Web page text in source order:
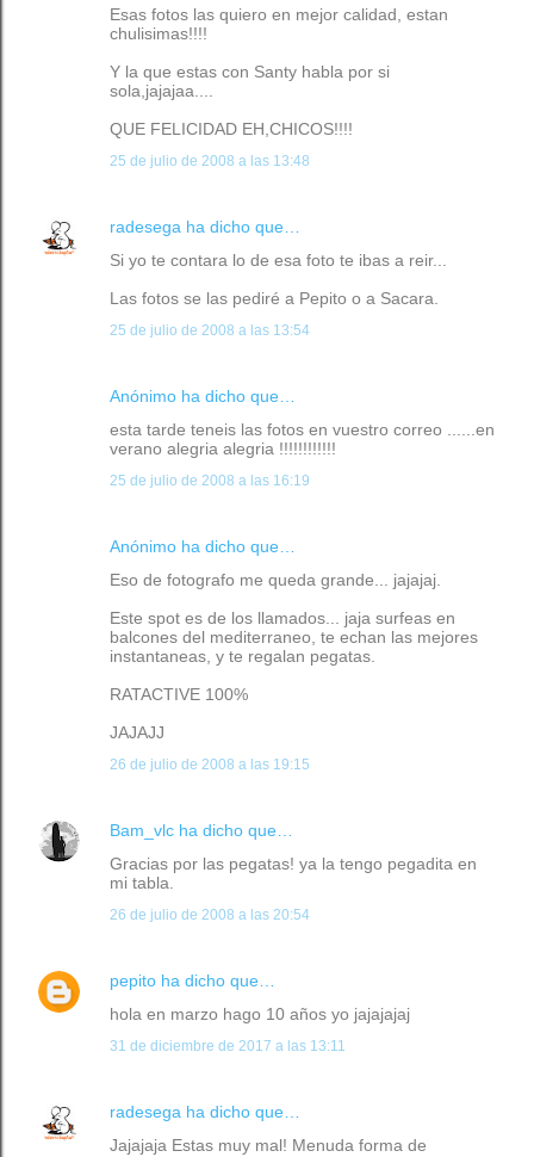
Esas fotos las quiero en mejor calidad, estan
chulisimas!!!!
Y la que estas con Santy habla por si
sola,jajajaa....
QUE FELICIDAD EH,CHICOS!!!!
25 de julio de 2008 a las 13:48
radesega ha dicho que…
Si yo te contara lo de esa foto te ibas a reir...
Las fotos se las pediré a Pepito o a Sacara.
25 de julio de 2008 a las 13:54
Anónimo ha dicho que…
esta tarde teneis las fotos en vuestro correo ......en
verano alegria alegria !!!!!!!!!!!!
25 de julio de 2008 a las 16:19
Anónimo ha dicho que…
Eso de fotografo me queda grande... jajajaj.
Este spot es de los llamados... jaja surfeas en
balcones del mediterraneo, te echan las mejores
instantaneas, y te regalan pegatas.
RATACTIVE 100%
JAJAJJ
26 de julio de 2008 a las 19:15
Bam_vlc ha dicho que…
Gracias por las pegatas! ya la tengo pegadita en
mi tabla.
26 de julio de 2008 a las 20:54
pepito ha dicho que…
hola en marzo hago 10 años yo jajajajaj
31 de diciembre de 2017 a las 13:11
radesega ha dicho que…
Jajajaja Estas muy mal! Menuda forma de